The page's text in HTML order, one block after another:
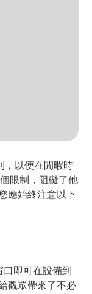
，以便在閒暇時
限制，阻礙了他
應始終注意以下
即可在設備到
觀眾帶來了不必